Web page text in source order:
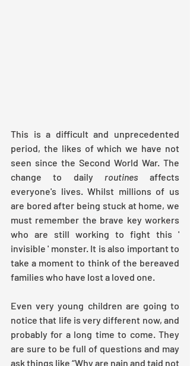
This is a difficult and unprecedented
period, the likes of which we have not
seen since the Second World War. The
change to daily routines affects
everyone's lives. Whilst millions of us
are bored after being stuck at home, we
must remember the brave key workers
who are still working to fight this '
invisible ' monster. It is also important to
take a moment to think of the bereaved
families who have lost a loved one.
Even very young children are going to
notice that life is very different now, and
probably for a long time to come. They
are sure to be full of questions and may
ask things like “Why are nain and taid not